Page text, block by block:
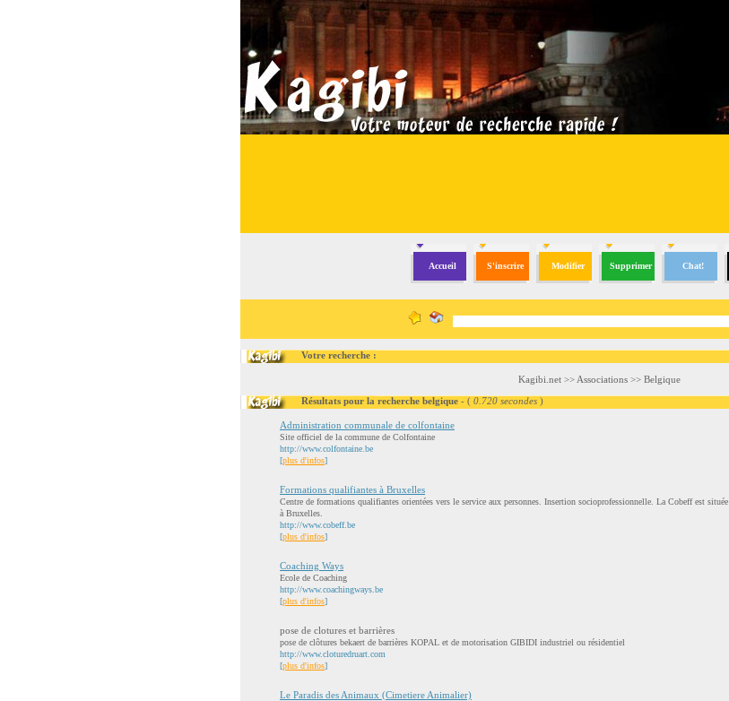
Accueil S'inscrire Modifier Supprimer Chat!
Votre recherche :
Kagibi.net>> Associations>> Belgique
Résultats pour la recherche belgique - ( 0.720 secondes )
Administration communale de colfontaine
Site officiel de la commune de Colfontaine
http://www.colfontaine.be
[plus d'infos]
Formations qualifiantes à Bruxelles
Centre de formations qualifiantes orientées vers le service aux personnes. Insertion socioprofessionnelle. La Cobeff est située
à Bruxelles.
http://www.cobeff.be
[plus d'infos]
Coaching Ways
Ecole de Coaching
http://www.coachingways.be
[plus d'infos]
pose de clotures et barrières
pose de clôtures bekaert de barrières KOPAL et de motorisation GIBIDI industriel ou résidentiel
http://www.cloturedruart.com
[plus d'infos]
Le Paradis des Animaux (Cimetiere Animalier)